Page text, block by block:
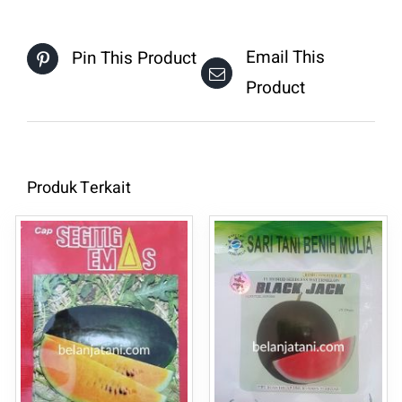
Pin This Product
Email This
Product
Produk Terkait